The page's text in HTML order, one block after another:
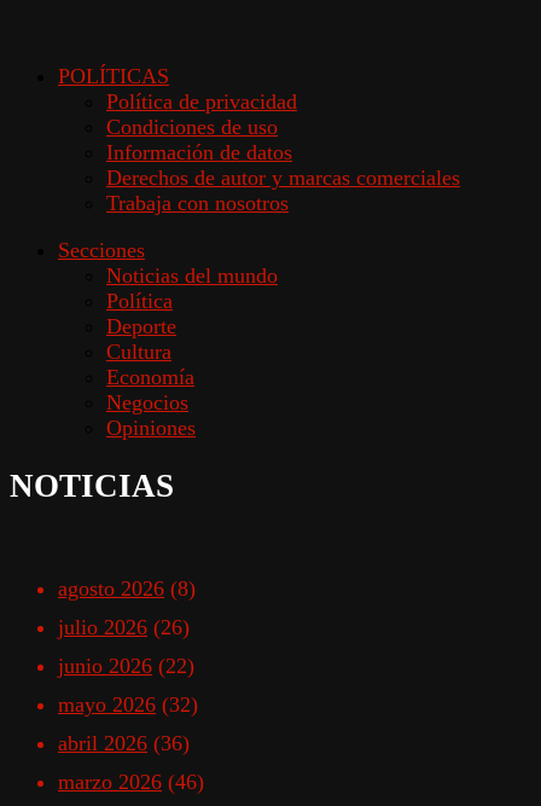
POLÍTICAS
Política de privacidad
Condiciones de uso
Información de datos
Derechos de autor y marcas comerciales
Trabaja con nosotros
Secciones
Noticias del mundo
Política
Deporte
Cultura
Economía
Negocios
Opiniones
NOTICIAS
agosto 2026 (8)
julio 2026 (26)
junio 2026 (22)
mayo 2026 (32)
abril 2026 (36)
marzo 2026 (46)